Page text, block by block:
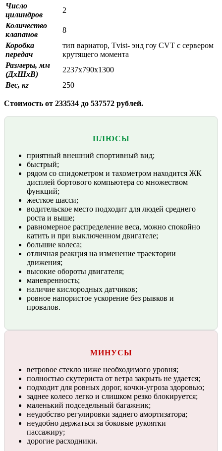
Число
цилиндров
2
Количество
клапанов
8
Коробка
передач
тип вариатор, Tvist- энд гоу CVT с сервером
крутящего момента
Размеры, мм
(ДхШхВ)
2237х790х1300
Вес, кг
250
Стоимость от 233534 до 537572 рублей.
ПЛЮСЫ
приятный внешний спортивный вид;
быстрый;
рядом со спидометром и тахометром находится ЖК
дисплей бортового компьютера со множеством
функций;
жесткое шасси;
водительское место подходит для людей среднего
роста и выше;
равномерное распределение веса, можно спокойно
катить и при выключенном двигателе;
большие колеса;
отличная реакция на изменение траектории
движения;
высокие обороты двигателя;
маневренность;
наличие кислородных датчиков;
ровное напористое ускорение без рывков и
провалов.
МИНУСЫ
ветровое стекло ниже необходимого уровня;
полностью скутериста от ветра закрыть не удается;
подходит для ровных дорог, кочки-угроза здоровью;
заднее колесо легко и слишком резко блокируется;
маленький подседельный багажник;
неудобство регулировки заднего амортизатора;
неудобно держаться за боковые рукоятки
пассажиру;
дорогие расходники.